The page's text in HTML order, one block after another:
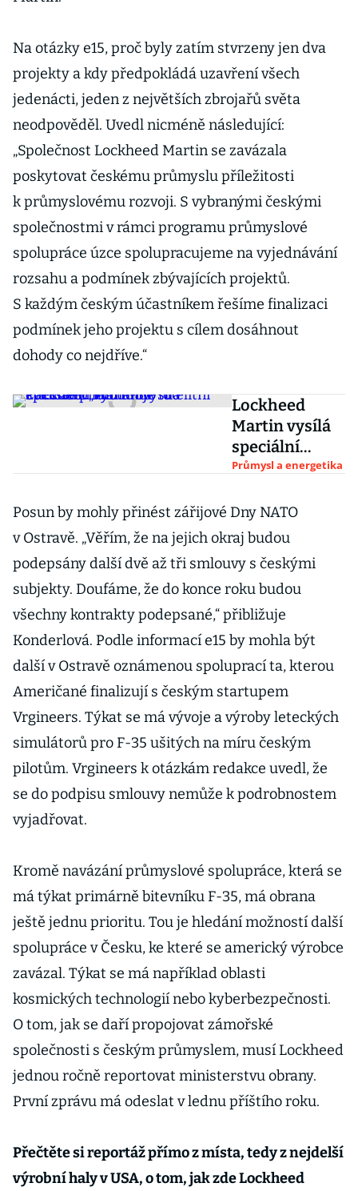
Na otázky e15, proč byly zatím stvrzeny jen dva
projekty a kdy předpokládá uzavření všech
jedenácti, jeden z největších zbrojařů světa
neodpověděl. Uvedl nicméně následující:
„Společnost Lockheed Martin se zavázala
poskytovat českému průmyslu příležitosti
k průmyslovému rozvoji. S vybranými českými
společnostmi v rámci programu průmyslové
spolupráce úzce spolupracujeme na vyjednávání
rozsahu a podmínek zbývajících projektů.
S každým českým účastníkem řešíme finalizaci
podmínek jeho projektu s cílem dosáhnout
dohody co nejdříve.“
Lockheed
Martin vysílá
speciální
„komando“ do
Vybuduje tu
elitní cvičiště
pilotů F-35
Průmysl a energetika
Posun by mohly přinést zářijové Dny NATO
v Ostravě. „Věřím, že na jejich okraj budou
podepsány další dvě až tři smlouvy s českými
subjekty. Doufáme, že do konce roku budou
všechny kontrakty podepsané,“ přibližuje
Konderlová. Podle informací e15 by mohla být
další v Ostravě oznámenou spoluprací ta, kterou
Američané finalizují s českým startupem
Vrgineers. Týkat se má vývoje a výroby leteckých
simulátorů pro F-35 ušitých na míru českým
pilotům. Vrgineers k otázkám redakce uvedl, že
se do podpisu smlouvy nemůže k podrobnostem
vyjadřovat.
Kromě navázání průmyslové spolupráce, která se
má týkat primárně bitevníku F-35, má obrana
ještě jednu prioritu. Tou je hledání možností další
spolupráce v Česku, ke které se americký výrobce
zavázal. Týkat se má například oblasti
kosmických technologií nebo kyberbezpečnosti.
O tom, jak se daří propojovat zámořské
společnosti s českým průmyslem, musí Lockheed
jednou ročně reportovat ministerstvu obrany.
První zprávu má odeslat v lednu příštího roku.
Přečtěte si reportáž přímo z místa, tedy z nejdelší
výrobní haly v USA, o tom, jak zde Lockheed